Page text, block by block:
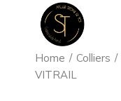
Home Colliers
VITRAIL